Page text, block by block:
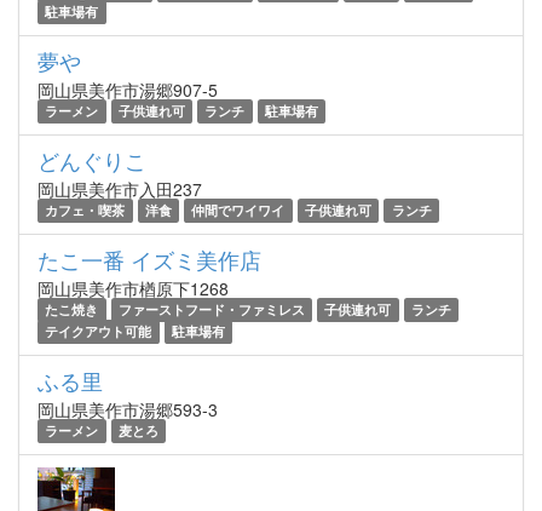
駐車場有
夢や
岡山県美作市湯郷907-5
ラーメン 子供連れ可 ランチ 駐車場有
どんぐりこ
岡山県美作市入田237
カフェ・喫茶 洋食 仲間でワイワイ 子供連れ可 ランチ
たこ一番 イズミ美作店
岡山県美作市楢原下1268
たこ焼き ファーストフード・ファミレス 子供連れ可
ランチ
テイクアウト可能
駐車場有
ふる里
岡山県美作市湯郷593-3
ラーメン 麦とろ